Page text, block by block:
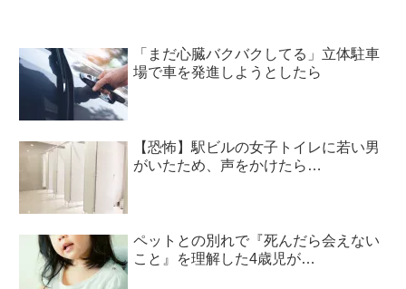
「まだ心臓バクバクしてる」立体駐車
場で車を発進しようとしたら
【恐怖】駅ビルの女子トイレに若い男
がいたため、声をかけたら…
ペットとの別れで『死んだら会えない
こと』を理解した4歳児が…